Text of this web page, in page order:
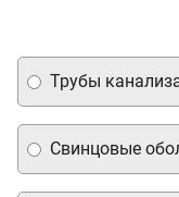
Свинцовые
Трубы